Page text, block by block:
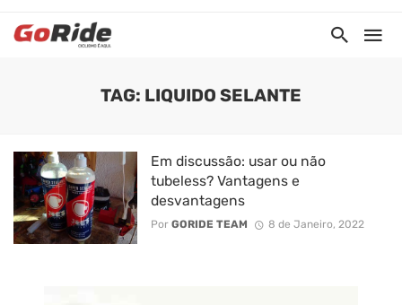
TAG: LIQUIDO SELANTE
Em discussão: usar ou não
tubeless? Vantagens e
desvantagens
Por GORIDE TEAM 8 de Janeiro, 2022